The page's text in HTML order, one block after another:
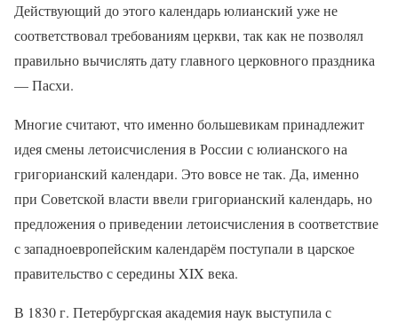
Действующий до этого календарь юлианский уже не
соответствовал требованиям церкви, так как не позволял
правильно вычислять дату главного церковного праздника
— Пасхи.
Многие считают, что именно большевикам принадлежит
идея смены летоисчисления в России с юлианского на
григорианский календари. Это вовсе не так. Да, именно
при Советской власти ввели григорианский календарь, но
предложения о приведении летоисчисления в соответствие
с западноевропейским календарём поступали в царское
правительство с середины XIX века.
В 1830 г. Петербургская академия наук выступила с